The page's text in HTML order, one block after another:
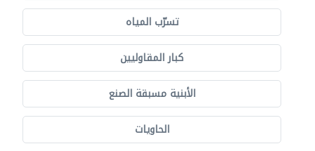
تسرّب المياه
كبار المقاوليين
الأبنية مسبقة الصنع
الحاويات